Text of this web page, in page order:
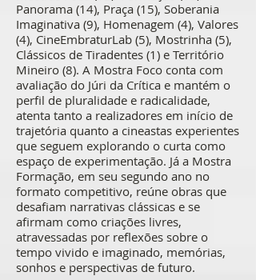
Panorama (14), Praça (15), Soberania
Imaginativa (9), Homenagem (4), Valores
(4), CineEmbraturLab (5), Mostrinha (5),
Clássicos de Tiradentes (1) e Território
Mineiro (8). A Mostra Foco conta com
avaliação do Júri da Crítica e mantém o
perfil de pluralidade e radicalidade,
atenta tanto a realizadores em início de
trajetória quanto a cineastas experientes
que seguem explorando o curta como
espaço de experimentação. Já a Mostra
Formação, em seu segundo ano no
formato competitivo, reúne obras que
desafiam narrativas clássicas e se
afirmam como criações livres,
atravessadas por reflexões sobre o
tempo vivido e imaginado, memórias,
sonhos e perspectivas de futuro.